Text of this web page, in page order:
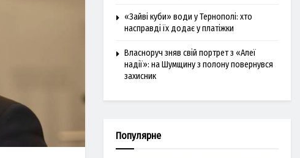
«Зайві куби» води у Тернополі: хто
насправді їх додає у платіжки
Власноруч зняв свій портрет з «Алеї
надії»: на Шумщину з полону повернувся
захисник
Популярне